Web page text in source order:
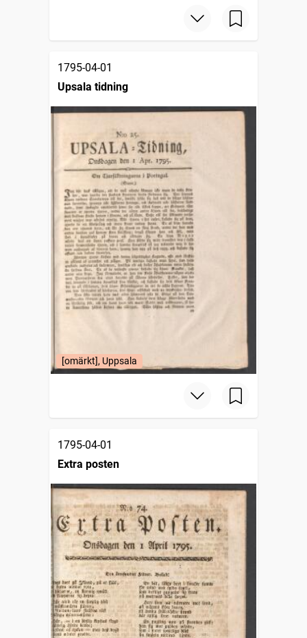
1795-04-01
Upsala tidning
[omärkt], Uppsala
1795-04-01
Extra posten